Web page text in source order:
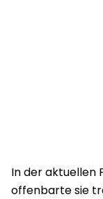
In der aktuellen
offenbarte sie